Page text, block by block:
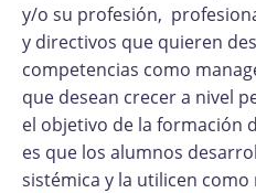
y/o su profesión,
y directivos que quieren
competencias como
que desean crecer a nivel
el objetivo de la formación
es que los alumnos
sistémica y la utilicen